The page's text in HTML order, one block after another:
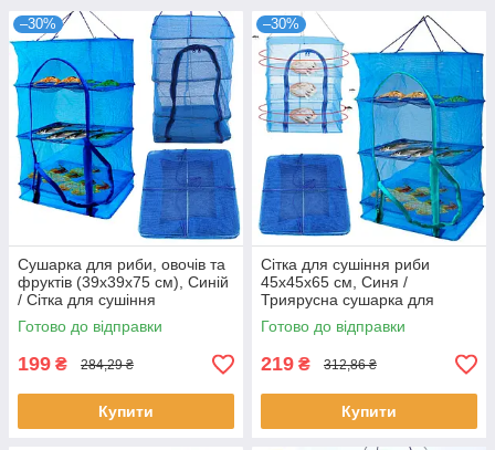
–30%
Сушарка для риби, овочів та
фруктів (39х39х75 см), Синій
/ Сітка для сушіння
триярусна складана
Готово до відправки
199 ₴ 284,29 ₴
Купити
–30%
Сітка для сушіння риби
45х45х65 см, Синя /
Триярусна сушарка для
фруктів / Підвісна сушка для
продуктів
Готово до відправки
219 ₴ 312,86 ₴
Купити